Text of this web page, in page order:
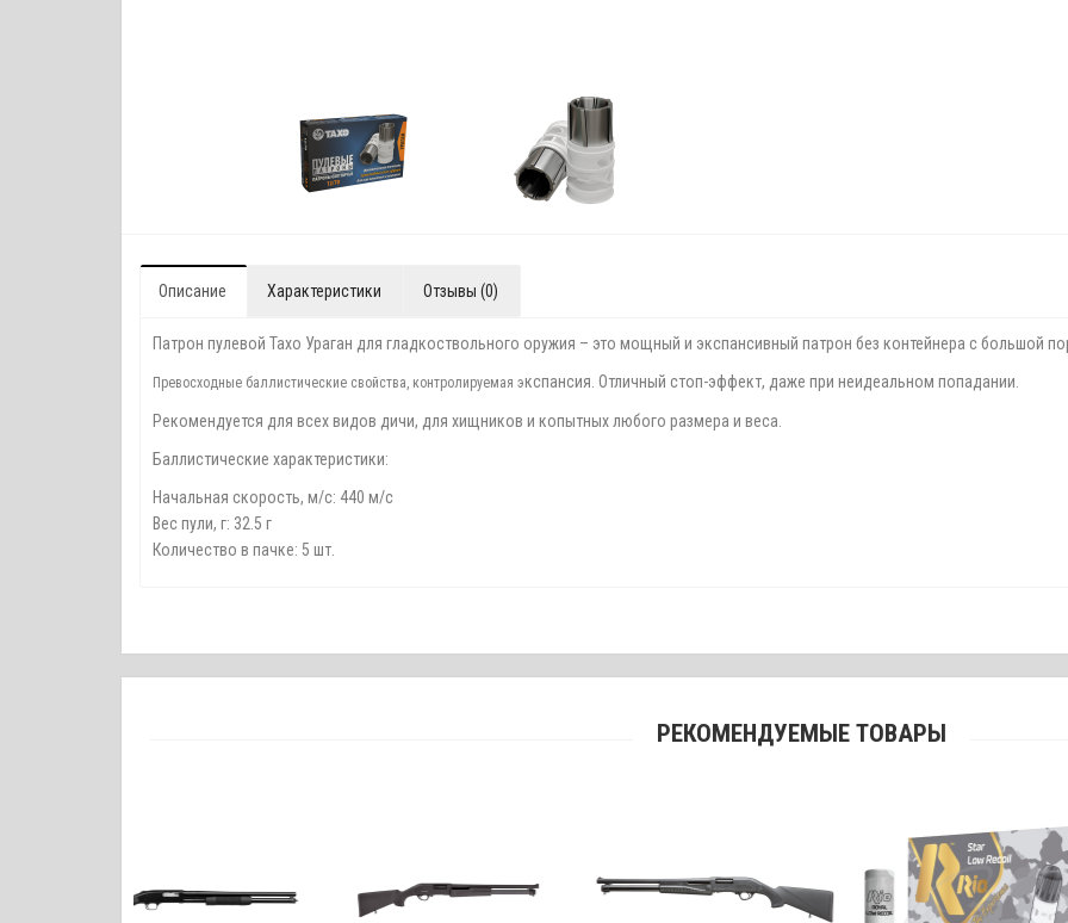
Описание Характеристики Отзывы (0)
Патрон пулевой Тахо Ураган для гладкоствольного оружия – это мощный и экспансивный патрон без контейнера с большой
Превосходные баллистические свойства, контролируемая экспансия. Отличный стоп-эффект, даже при неидеальном попадании.
Рекомендуется для всех видов дичи, для хищников и копытных любого размера и веса.
Баллистические характеристики:
Начальная скорость, м/с: 440 м/с
Вес пули, г: 32.5 г
Количество в пачке: 5 шт.
РЕКОМЕНДУЕМЫЕ ТОВАРЫ